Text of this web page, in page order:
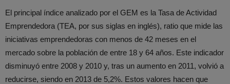
El principal índice analizado por el GEM es la Tasa de Actividad
Emprendedora (TEA, por sus siglas en inglés), ratio que mide las
iniciativas emprendedoras con menos de 42 meses en el
mercado sobre la población de entre 18 y 64 años. Este indicador
disminuyó entre 2008 y 2010 y, tras un aumento en 2011, volvió a
reducirse, siendo en 2013 de 5,2%. Estos valores hacen que